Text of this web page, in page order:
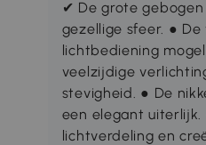
✔ De grote
gezellige sfeer. ●
lichtbediening
veelzijdige
stevigheid. ● De
een elegant
lichtverdeling en